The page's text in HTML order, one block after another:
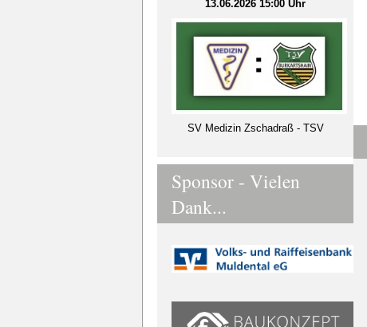
13.06.2026 15:00 Uhr
SV Medizin Zschadraß - TSV
Sponsor - Vielen
Dank...